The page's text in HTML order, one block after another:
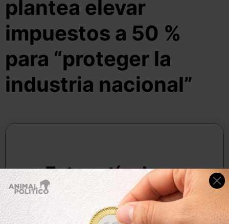
plantea elevar
impuestos a 50 %
para “proteger la
industria nacional”
Este artículo es
exclusivo para
suscriptores